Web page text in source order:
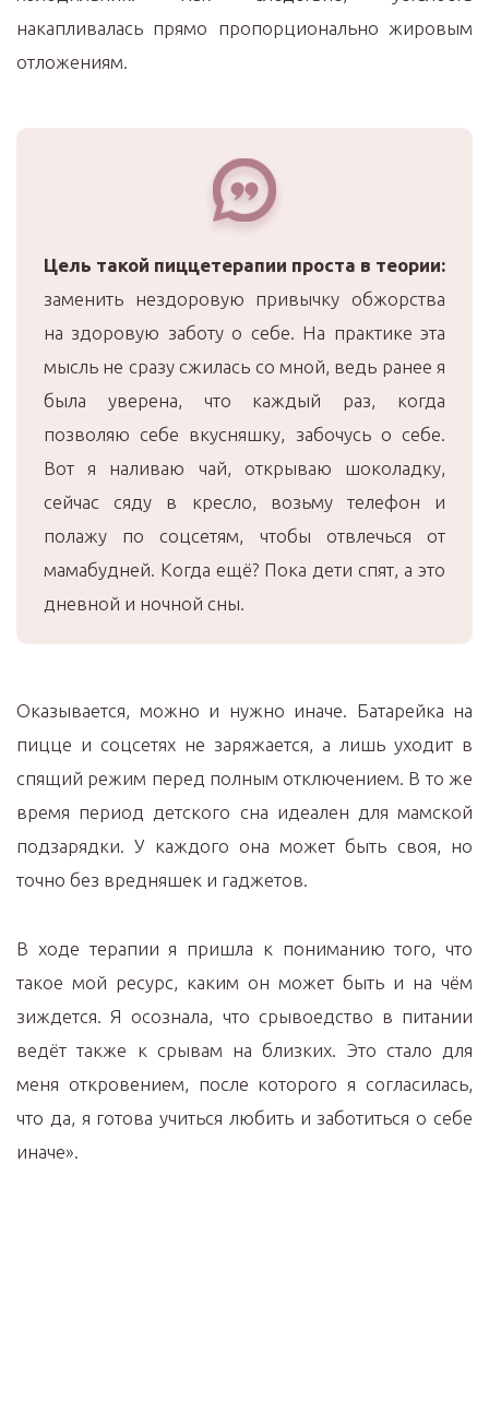
накапливалась прямо пропорционально жировым
отложениям.
Цель такой пиццетерапии проста в теории:
заменить нездоровую привычку обжорства
на здоровую заботу о себе. На практике эта
мысль не сразу сжилась со мной, ведь ранее я
была уверена, что каждый раз, когда
позволяю себе вкусняшку, забочусь о себе.
Вот я наливаю чай, открываю шоколадку,
сейчас сяду в кресло, возьму телефон и
полажу по соцсетям, чтобы отвлечься от
мамабудней. Когда ещё? Пока дети спят, а это
дневной и ночной сны.
Оказывается, можно и нужно иначе. Батарейка на
пицце и соцсетях не заряжается, а лишь уходит в
спящий режим перед полным отключением. В то же
время период детского сна идеален для мамской
подзарядки. У каждого она может быть своя, но
точно без вредняшек и гаджетов.
В ходе терапии я пришла к пониманию того, что
такое мой ресурс, каким он может быть и на чём
зиждется. Я осознала, что срывоедство в питании
ведёт также к срывам на близких. Это стало для
меня откровением, после которого я согласилась,
что да, я готова учиться любить и заботиться о себе
иначе».